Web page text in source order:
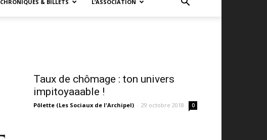
CHRONIQUES & BILLETS L’ASSOCIATION
Taux de chômage : ton univers
impitoyaaable !
Pôlette (Les Sociaux de l'Archipel) - 29 octobre 2018 0